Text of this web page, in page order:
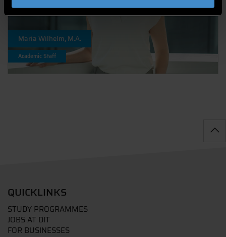
Maria Wilhelm, M.A.
Academic Staff
QUICKLINKS
STUDY PROGRAMMES
JOBS AT DIT
FOR BUSINESSES